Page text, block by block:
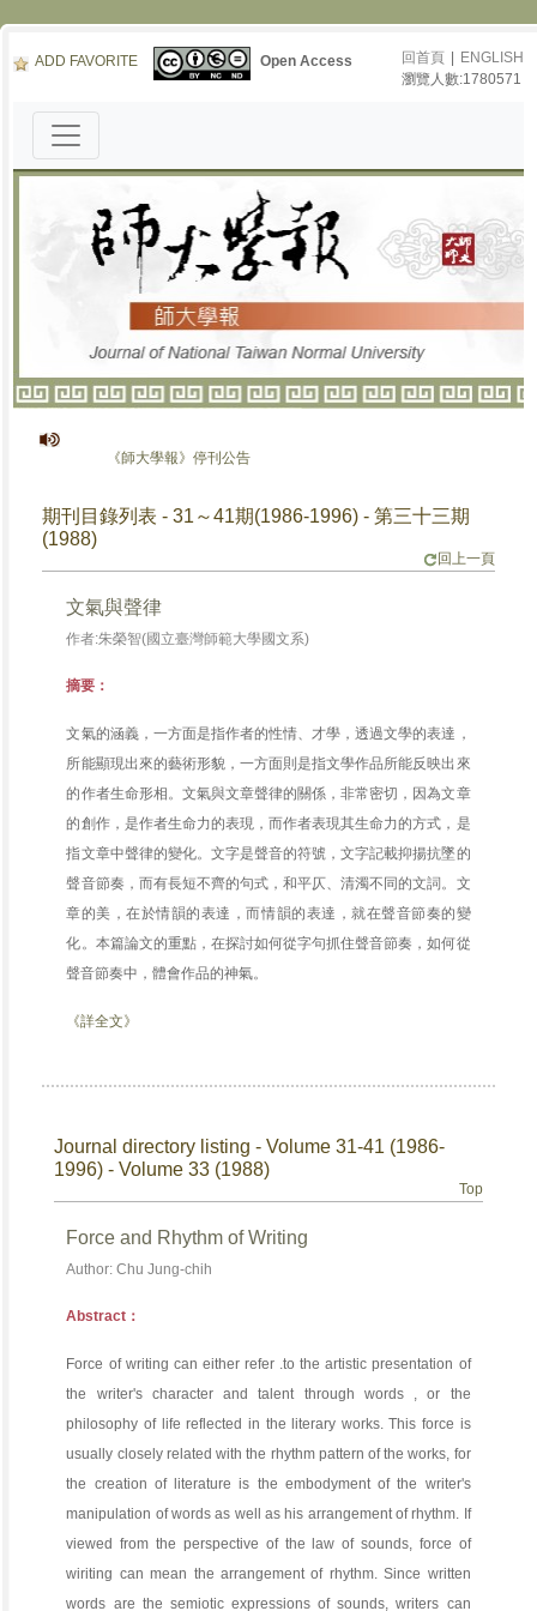
ADD FAVORITE Open Access 回首頁
ENGLISH
瀏覽人數:1780571
《師大學報》停刊公告
期刊目錄列表 - 31～41期(1986-1996) - 第三十三期
(1988)
回上一頁
文氣與聲律
作者:朱榮智(國立臺灣師範大學國文系)
摘要：
文氣的涵義，一方面是指作者的性情、才學，透過文學的表達，
所能顯現出來的藝術形貌，一方面則是指文學作品所能反映出來
的作者生命形相。文氣與文章聲律的關係，非常密切，因為文章
的創作，是作者生命力的表現，而作者表現其生命力的方式，是
指文章中聲律的變化。文字是聲音的符號，文字記載抑揚抗墜的
聲音節奏，而有長短不齊的句式，和平仄、清濁不同的文詞。文
章的美，在於情韻的表達，而情韻的表達，就在聲音節奏的變
化。本篇論文的重點，在探討如何從字句抓住聲音節奏，如何從
聲音節奏中，體會作品的神氣。
《詳全文》
Journal directory listing - Volume 31-41 (1986-
1996) - Volume 33 (1988)
Top
Force and Rhythm of Writing
Author: Chu Jung-chih
Abstract：
Force of writing can either refer .to the artistic presentation of
the writer's character and talent through words , or the
philosophy of life reflected in the literary works. This force is
usually closely related with the rhythm pattern of the works, for
the creation of literature is the embodyment of the writer's
manipulation of words as well as his arrangement of rhythm. If
viewed from the perspective of the law of sounds, force of
wiriting can mean the arrangement of rhythm. Since written
words are the semiotic expressions of sounds, writers can